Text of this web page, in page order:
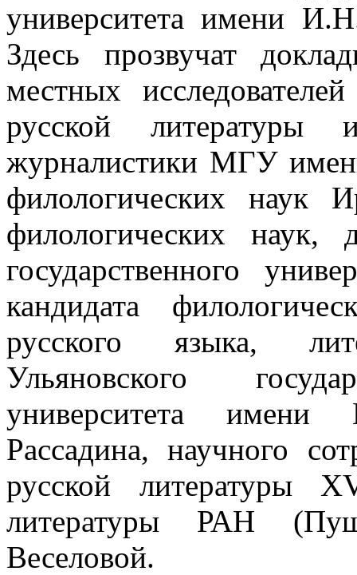
университета имени
Здесь прозвучат
местных
русской литературы
журналистики МГУ
филологических наук
филологических наук,
государственного
кандидата
русского языка,
Ульяновского
университета имени
Рассадина, научного
русской литературы
литературы РАН
Веселовой.